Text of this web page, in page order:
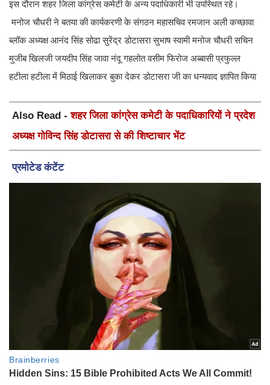
इस दौरान शहर जिला कांग्रेस कमेटी के अन्य पदाधिकारी भी उपस्थित रहे।
मनोज चौधरी ने बतया की कार्यकरणी के संगठन महासचिव रमजान अली कच्छावा
ब्लॉक अध्यक्ष आनंद सिंह सोढा सुरेंद्र डोटासरा सुभाष स्वामी मनोज चौधरी सचिन
मुजीब खिलजी जयदीप सिंह जावा नंदू गहलोत वसीम फिरोज अब्बासी प्रफुल्ल
हटीला हटीला में मिठाई खिलाकर बुका देकर डोटासरा जी का धन्यवाद ज्ञापित किया
Also Read -शहर जिला कांग्रेस कमेटी के पदाधिकारियों ने प्रदेश
अध्यक्ष गोविन्द सिंह डोटासरा से की शिष्टाचार भेंट